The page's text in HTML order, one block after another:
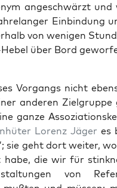
ange­schwärzt und
Ein­bin­dung
von weni­gen
über Bord
Vor­gangs nicht
ande­ren
gan­ze
Lorenz Jäger es
sie geht dort wei­ter,
habe, die wir für
von